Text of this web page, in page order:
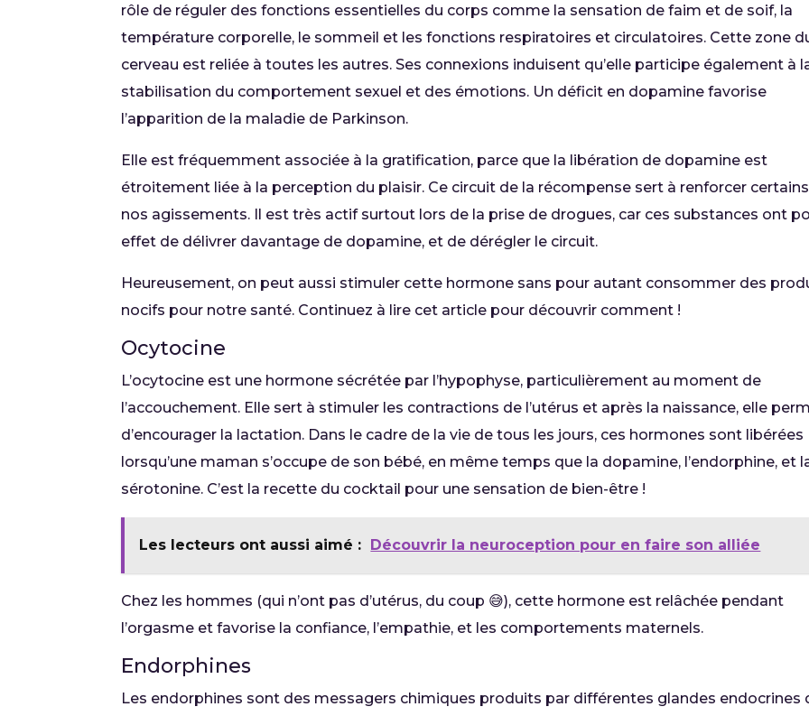
rôle de réguler des fonctions essentielles du corps comme la sensation de faim et de soif, la
température corporelle, le sommeil et les fonctions respiratoires et circulatoires. Cette zone
cerveau est reliée à toutes les autres. Ses connexions induisent qu’elle participe également à
stabilisation du comportement sexuel et des émotions. Un déficit en dopamine favorise
l’apparition de la maladie de Parkinson.
Elle est fréquemment associée à la gratification, parce que la libération de dopamine est
étroitement liée à la perception du plaisir. Ce circuit de la récompense sert à renforcer
nos agissements. Il est très actif surtout lors de la prise de drogues, car ces substances ont
effet de délivrer davantage de dopamine, et de dérégler le circuit.
Heureusement, on peut aussi stimuler cette hormone sans pour autant consommer des
nocifs pour notre santé. Continuez à lire cet article pour découvrir comment !
Ocytocine
L’ocytocine est une hormone sécrétée par l’hypophyse, particulièrement au moment de
l’accouchement. Elle sert à stimuler les contractions de l’utérus et après la naissance, elle
d’encourager la lactation. Dans le cadre de la vie de tous les jours, ces hormones sont libérées
lorsqu’une maman s’occupe de son bébé, en même temps que la dopamine, l’endorphine, et
sérotonine. C’est la recette du cocktail pour une sensation de bien-être !
Les lecteurs ont aussi aimé : Découvrir la neuroception pour en faire son alliée
Chez les hommes (qui n’ont pas d’utérus, du coup 😅), cette hormone est relâchée pendant
l’orgasme et favorise la confiance, l’empathie, et les comportements maternels.
Endorphines
Les endorphines sont des messagers chimiques produits par différentes glandes endocrines